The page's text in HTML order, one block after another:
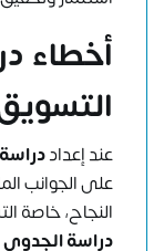
أخطاء
عند إعداد
على الجوانب
النجاح، خاصة
دراسة الجدوى